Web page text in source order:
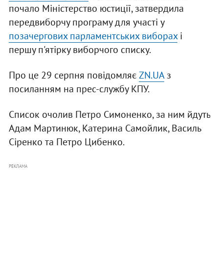
почало Міністерство юстиції, затвердила
передвиборчу програму для участі у
позачергових парламентських виборахі
першу п'ятірку виборчого списку.
Про це 29 серпня повідомляєZN.UAз
посиланням на прес-службу КПУ.
Список очолив Петро Симоненко, за ним йдуть
Адам Мартинюк, Катерина Самойлик, Василь
Сіренко та Петро Цибенко.
РЕКЛАМА